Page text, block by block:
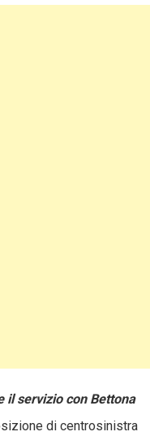
il servizio con Bettona
di centrosinistra